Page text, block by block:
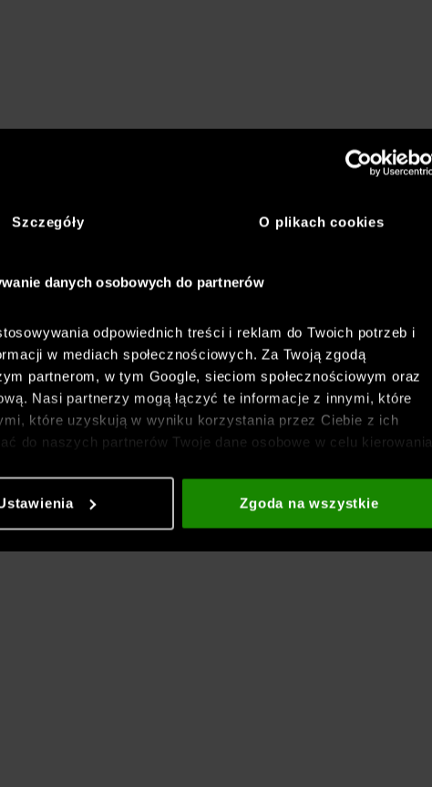
Szczegóły O plikach cookies
danych osobowych do partnerów
odpowiednich treści i reklam do Twoich potrzeb i
w mediach społecznościowych. Za Twoją zgodą
partnerom, w tym Google, sieciom społecznościowym oraz
Nasi partnerzy mogą łączyć te informacje z innymi, które
które uzyskują w wyniku korzystania przez Ciebie z ich
do naszych partnerów Twoje dane osobowe w celu kierowania
w naszej
Polityce prywatnościoraz sekcji „Szczegóły”
Zgoda na wszystkie